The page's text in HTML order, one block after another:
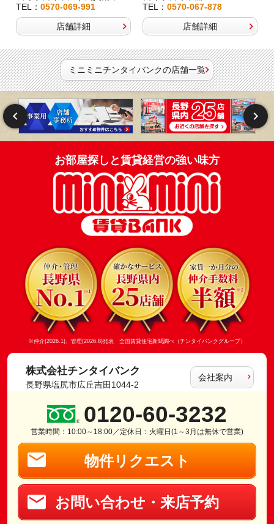
TEL： 0570-069-991
店舗詳細
TEL：0570-067-878
店舗詳細
ミニミニチンタイバンクの店舗一覧
お部屋探しと賃貸経営の強い味方
※仲介(2026.1)、管理(2026.8)発表 全国賃貸住宅新聞調べ（チンタイバンクグループ）
株式会社チンタイバンク
長野県塩尻市広丘吉田1044-2
会社案内
0120-60-3232
営業時間：10:00～18:00／定休日：火曜日(1～3月は無休で営業)
物件リクエスト
お問い合わせ・来店予約